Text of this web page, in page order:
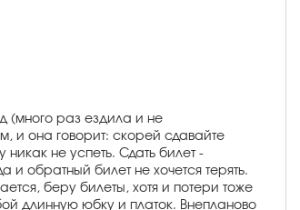
(много раз ездила и не
и она говорит: скорей сдавайте
не успеть. Сдать билет -
обратный билет не хочется терять.
беру билеты, хотя и потери тоже
длинную юбку и платок. Внепланово